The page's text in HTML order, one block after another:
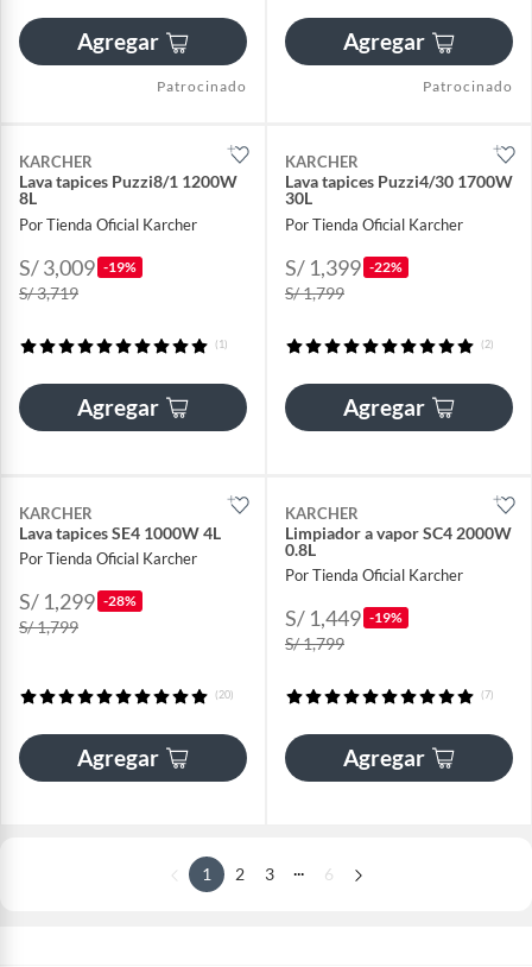
Agregar
Patrocinado
Agregar
Patrocinado
KARCHER
Lava tapices Puzzi8/1 1200W
8L
Por Tienda Oficial Karcher
S/ 3,009 -19%
S/ 3,719
(1)
Agregar
KARCHER
Lava tapices Puzzi4/30 1700W
30L
Por Tienda Oficial Karcher
S/ 1,399 -22%
S/ 1,799
(2)
Agregar
KARCHER
Lava tapices SE4 1000W 4L
Por Tienda Oficial Karcher
S/ 1,299 -28%
S/ 1,799
(20)
Agregar
KARCHER
Limpiador a vapor SC4 2000W
0.8L
Por Tienda Oficial Karcher
S/ 1,449 -19%
S/ 1,799
(7)
Agregar
1 2 3 ... 6